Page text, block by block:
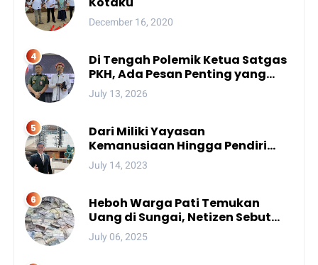
December 16, 2020
Di Tengah Polemik Ketua Satgas
PKH, Ada Pesan Penting yang
Ditegaskan ke Publik
July 13, 2026
Dari Miliki Yayasan
Kemanusiaan Hingga Pendiri
Unhan, Begini Profil Bro Rivai
Putra Sulsel Yang Promosi
July 14, 2023
Heboh Warga Pati Temukan
Uang di Sungai, Netizen Sebut
Fenomena Aneh
July 06, 2025